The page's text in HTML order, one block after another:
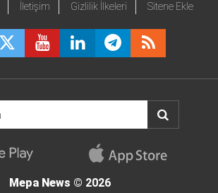
İletişim Gizlilik İlkeleri Sitene Ekle
Mepa News © 2026